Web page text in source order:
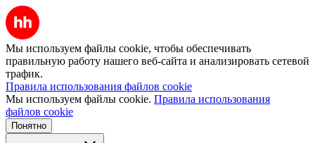
Мы используем файлы cookie, чтобы обеспечивать
правильную работу нашего веб-сайта и анализировать сетевой
трафик.
Правила использования файлов cookie
Мы используем файлы cookie. Правила использования
файлов cookie
Понятно